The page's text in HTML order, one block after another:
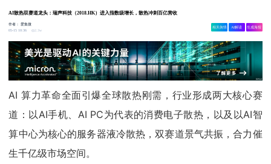
AI散热双赛道龙头：瑞声科技（2018.HK）进入指数级增长，散热冲刺百亿营收
作者：爱集微
05-15 10:36
2.3w
相关舆情 AI解读 生成海报
AI 算力革命全面引爆全球散热刚需，行业形成两大核心赛
道：以AI手机、AI PC为代表的消费电子散热，以及以AI智
算中心为核心的服务器液冷散热，双赛道景气共振，合力催
生千亿级市场空间。